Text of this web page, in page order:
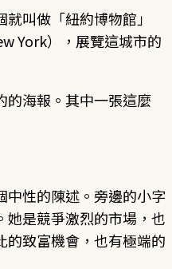
叫做「紐約博物館」
York），展覽這城市的
的海報。其中一張這麼
中性的陳述。旁邊的小字
她是競爭激烈的市場，也
的致富機會，也有極端的